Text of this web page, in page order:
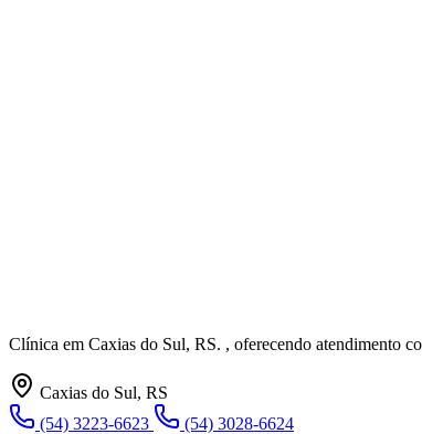
Clínica em Caxias do Sul, RS. , oferecendo atendimento
Caxias do Sul, RS
(54) 3223-6623
(54) 3028-6624